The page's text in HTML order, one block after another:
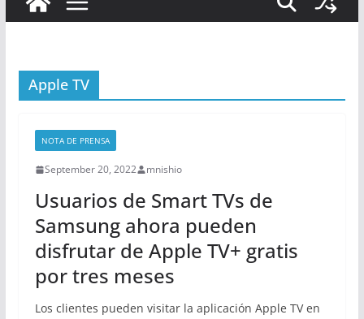
Apple TV
NOTA DE PRENSA
September 20, 2022 mnishio
Usuarios de Smart TVs de
Samsung ahora pueden
disfrutar de Apple TV+ gratis
por tres meses
Los clientes pueden visitar la aplicación Apple TV en